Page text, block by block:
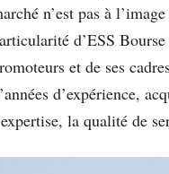
n’est pas à
d’ESS
et de ses
d’expérience,
la qualité de